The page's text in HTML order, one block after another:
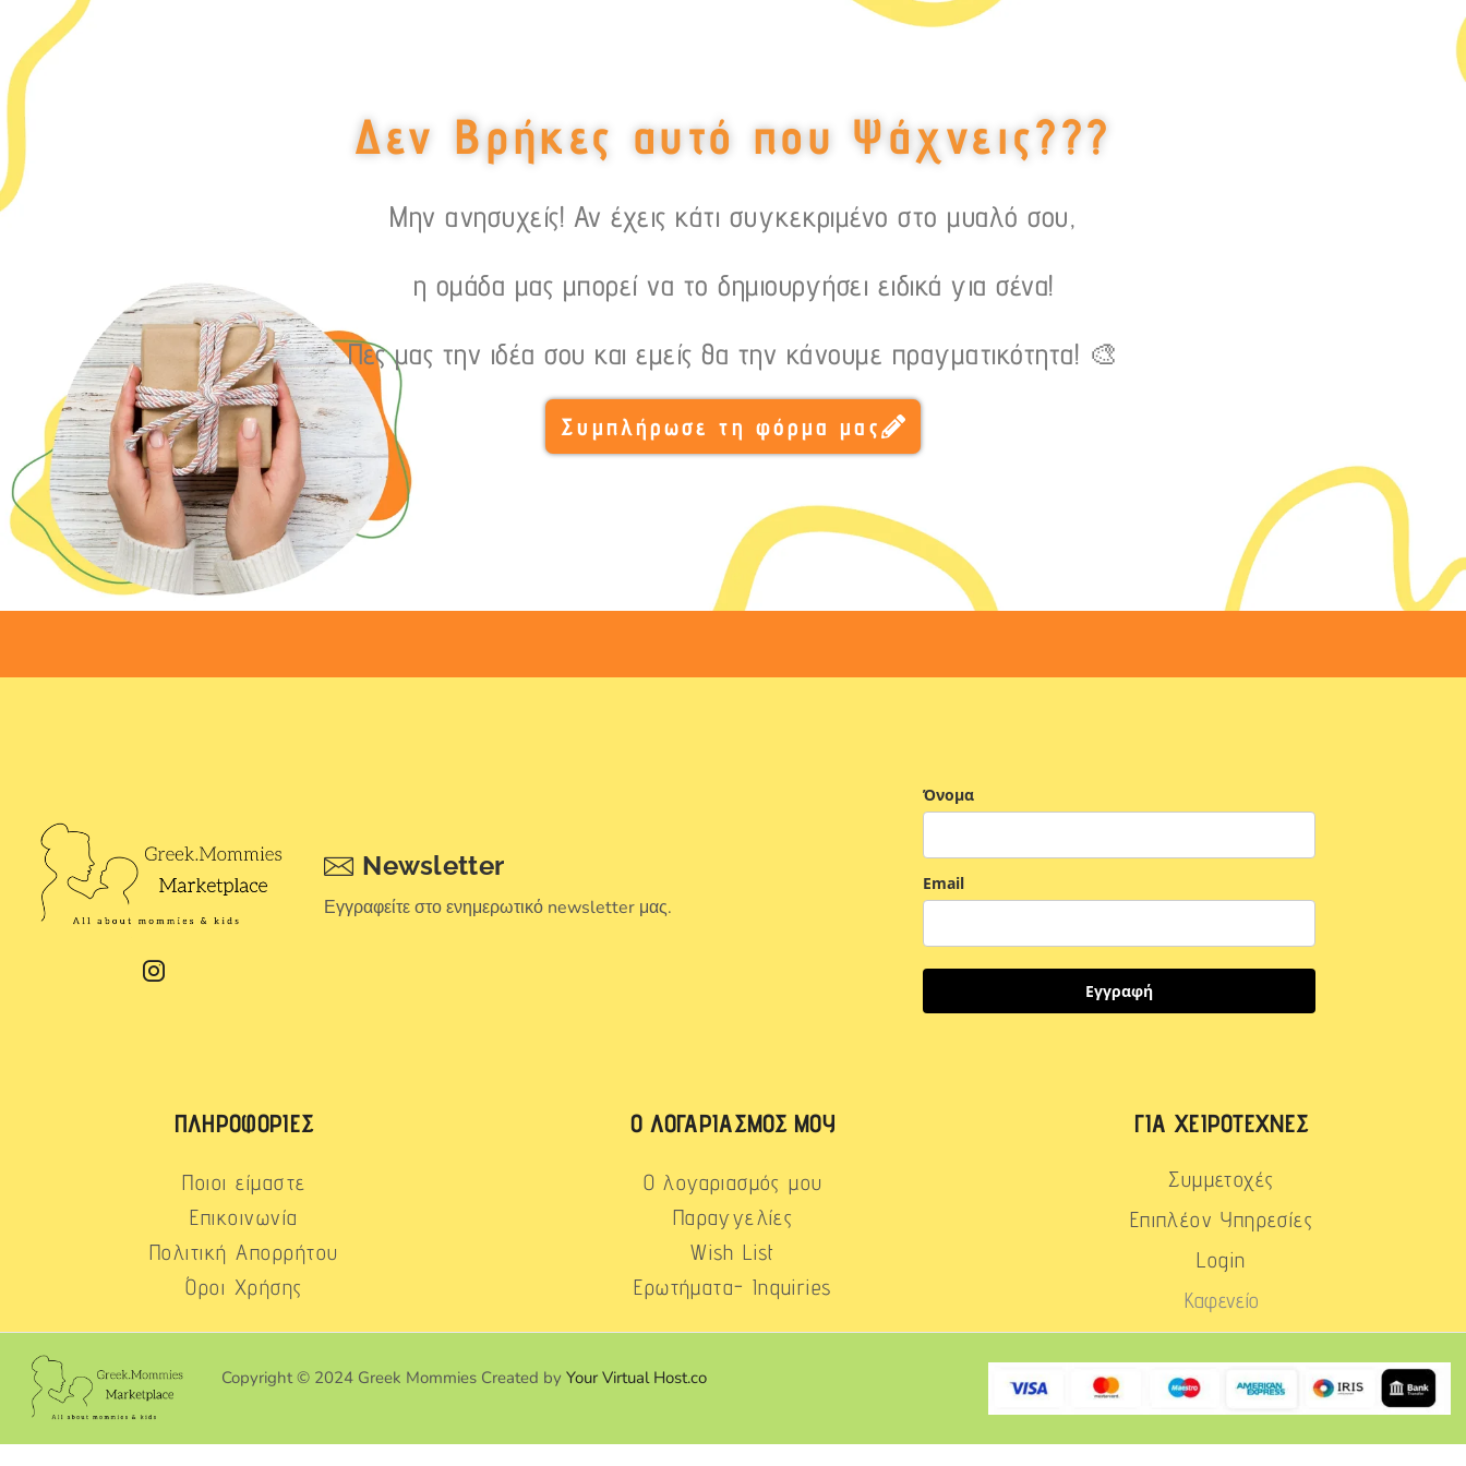
Δεν Βρήκες αυτό που Ψάχνεις???
Μην ανησυχείς! Αν έχεις κάτι συγκεκριμένο στο μυαλό σου,
η ομάδα μας μπορεί να το δημιουργήσει ειδικά για σένα!
Πες μας την ιδέα σου και εμείς θα την κάνουμε πραγματικότητα! 🎨
Συμπλήρωσε τη φόρμα μας
Newsletter
Εγγραφείτε στο ενημερωτικό newsletter μας.
Όνομα
Email
Εγγραφή
ΠΛΗΡΟΦΟΡΊΕΣ
Ποιοι είμαστε
Επικοινωνία
Πολιτική Απορρήτου
Όροι Χρήσης
Ο ΛΟΓΑΡΙΑΣΜΌΣ ΜΟΥ
Ο λογαριασμός μου
Παραγγελίες
Wish List
Ερωτήματα- Inquiries
ΓΙΑ ΧΕΙΡΟΤΈΧΝΕΣ
Συμμετοχές
Επιπλέον Υπηρεσίες
Login
Καφενείο
Copyright © 2024 Greek Mommies Created byYour Virtual Host.co